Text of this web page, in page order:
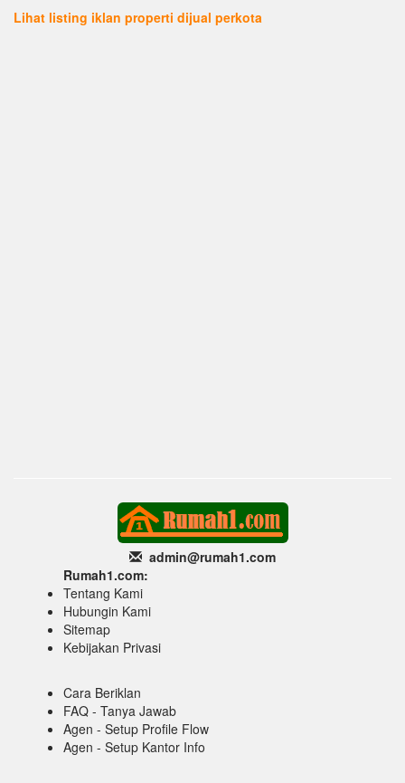
Lihat listing iklan properti dijual perkota
admin@rumah1.com
Rumah1.com:
Tentang Kami
Hubungin Kami
Sitemap
Kebijakan Privasi
Cara Beriklan
FAQ - Tanya Jawab
Agen - Setup Profile Flow
Agen - Setup Kantor Info